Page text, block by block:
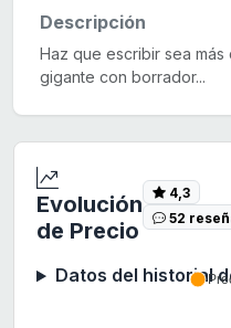
Descripción
Haz que escribir sea
gigante con borrador...
Evolución
de Precio
4,3
52
Datos del historial